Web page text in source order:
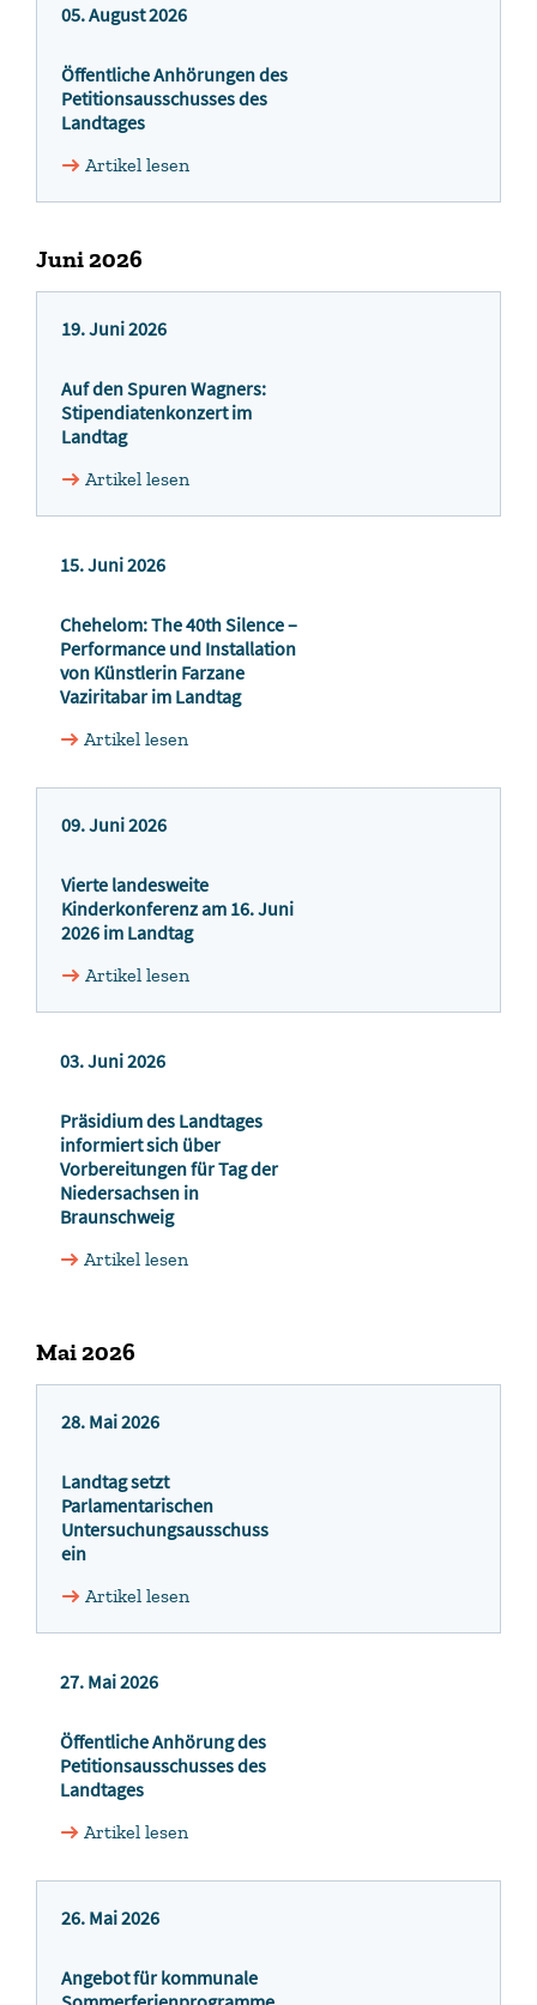
05. August 2026
Öffentliche Anhörungen des
Petitionsausschusses des
Landtages
Artikel lesen
Juni 2026
19. Juni 2026
Auf den Spuren Wagners:
Stipendiatenkonzert im
Landtag
Artikel lesen
15. Juni 2026
Chehelom: The 40th Silence –
Performance und Installation
von Künstlerin Farzane
Vaziritabar im Landtag
Artikel lesen
09. Juni 2026
Vierte landesweite
Kinderkonferenz am 16. Juni
2026 im Landtag
Artikel lesen
03. Juni 2026
Präsidium des Landtages
informiert sich über
Vorbereitungen für Tag der
Niedersachsen in
Braunschweig
Artikel lesen
Mai 2026
28. Mai 2026
Landtag setzt
Parlamentarischen
Untersuchungsausschuss
ein
Artikel lesen
27. Mai 2026
Öffentliche Anhörung des
Petitionsausschusses des
Landtages
Artikel lesen
26. Mai 2026
Angebot für kommunale